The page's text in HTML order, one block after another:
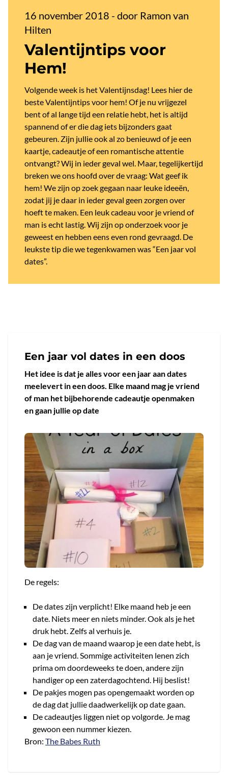
16 november 2018 - door Ramon van
Hilten
Valentijntips voor
Hem!
Volgende week is het Valentijnsdag! Lees hier de
beste Valentijntips voor hem! Of je nu vrijgezel
bent of al lange tijd een relatie hebt, het is altijd
spannend of er die dag iets bijzonders gaat
gebeuren. Zijn jullie ook al zo benieuwd of je een
kaartje, cadeautje of een romantische attentie
ontvangt? Wij in ieder geval wel. Maar, tegelijkertijd
breken we ons hoofd over de vraag: Wat geef ik
hem! We zijn op zoek gegaan naar leuke ideeën,
zodat jij je daar in ieder geval geen zorgen over
hoeft te maken. Een leuk cadeau voor je vriend of
man is echt lastig. Wij zijn op onderzoek voor je
geweest en hebben eens even rond gevraagd. De
leukste tip die we tegenkwamen was “Een jaar vol
dates”.
Een jaar vol dates in een doos
Het idee is dat je alles voor een jaar aan dates
meelevert in een doos. Elke maand mag je vriend
of man het bijbehorende cadeautje openmaken
en gaan jullie op date
De regels:
De dates zijn verplicht! Elke maand heb je een
date. Niets meer en niets minder. Ook als je het
druk hebt. Zelfs al verhuis je.
De dag van de maand waarop je een date hebt, is
aan je vriend. Sommige activiteiten lenen zich
prima om doordeweeks te doen, andere zijn
handiger op een zaterdagochtend. Hij beslist!
De pakjes mogen pas opengemaakt worden op
de dag dat jullie daadwerkelijk op date gaan.
De cadeautjes liggen niet op volgorde. Je mag
gewoon een nummer kiezen.
Bron: The Babes Ruth